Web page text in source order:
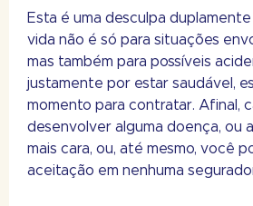
Esta é uma desculpa
vida não é só para situações
mas também para possíveis
justamente por estar saudável,
momento para contratar. Afinal,
desenvolver alguma doença, ou
mais cara, ou, até mesmo, você
aceitação em nenhuma